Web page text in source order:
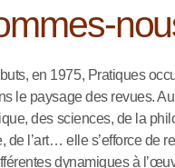
en 1975, Pratiques
le paysage des revues.
des sciences, de la
de l’art… elle s’efforce de
dynamiques à